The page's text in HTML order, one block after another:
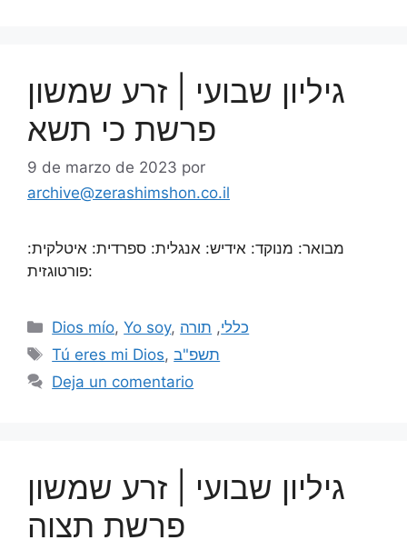
גיליון שבועי | זרע שמשון
פרשת כי תשא
9 de marzo de 2023 por
archive@zerashimshon.co.il
מבואר: מנוקד: אידיש: אנגלית: ספרדית: איטלקית:
פורטוגזית:
Dios mío,Yo soy, כללי, תורה
Tú eres mi Dios,תשפ"ב
Deja un comentario
גיליון שבועי | זרע שמשון
פרשת תצוה